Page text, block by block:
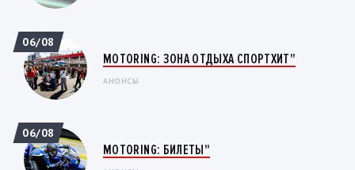
MOTORING: ЗОНА ОТДЫХА СПОРТХИТ"
АНОНСЫ
06/08
MOTORING: БИЛЕТЫ"
06/08